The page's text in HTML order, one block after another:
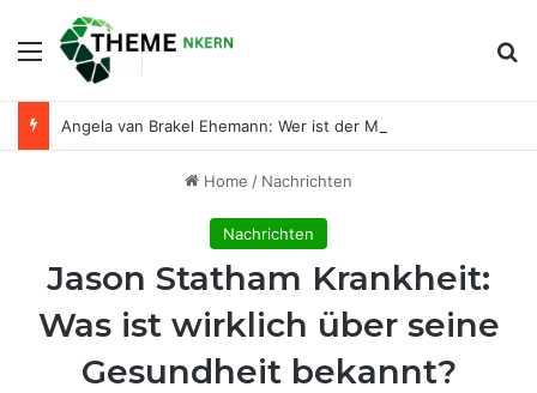
Menu
Home / Nachrichten
Nachrichten
Jason Statham Krankheit:
Was ist wirklich über seine
Gesundheit bekannt?